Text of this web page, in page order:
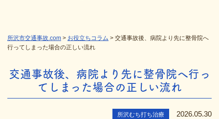
所沢市交通事故.com > お役立ちコラム > 交通事故後、病院より先に整骨院へ
行ってしまった場合の正しい流れ
交通事故後、病院より先に整骨院へ行っ
てしまった場合の正しい流れ
所沢むち打ち治療 2026.05.30